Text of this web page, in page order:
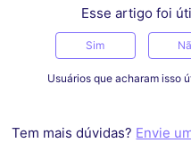
Esse artigo foi
Sim
Usuários que acharam isso
Tem mais dúvidas? Envie